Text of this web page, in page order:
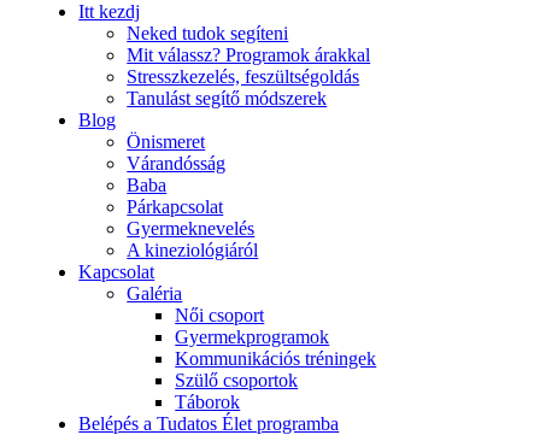
Itt kezdj
Neked tudok segíteni
Mit válassz? Programok árakkal
Stresszkezelés, feszültségoldás
Tanulást segítő módszerek
Blog
Önismeret
Várandósság
Baba
Párkapcsolat
Gyermeknevelés
A kineziológiáról
Kapcsolat
Galéria
Női csoport
Gyermekprogramok
Kommunikációs tréningek
Szülő csoportok
Táborok
Belépés a Tudatos Élet programba